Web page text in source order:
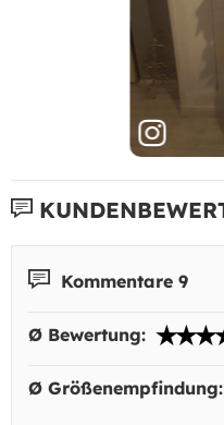
Kommentare 9
Ø Bewertung:
Ø Größenempfindung: